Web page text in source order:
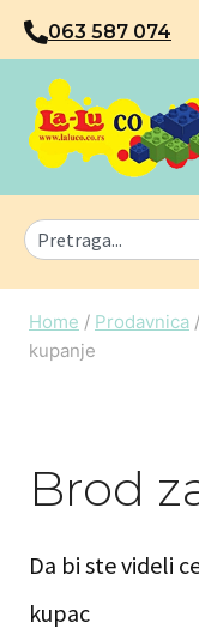
063 587 074
Home / Prodavnica /
kupanje
Brod
Da bi ste videli
kupac